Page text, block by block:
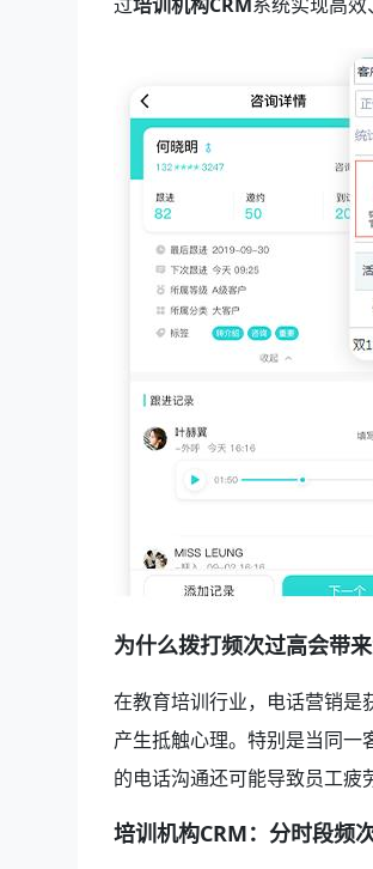
为什么拨打频次过高会带来
在教育培训行业，电话营销是
产生抵触心理。特别是当同
的电话沟通还可能导致员工疲
培训机构CRM：分时段频